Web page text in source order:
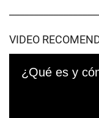
VIDEO